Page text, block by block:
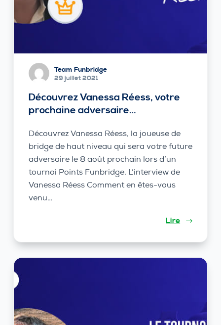
Team Funbridge
29 juillet 2021
Découvrez Vanessa Réess, votre
prochaine adversaire…
Découvrez Vanessa Réess, la joueuse de
bridge de haut niveau qui sera votre future
adversaire le 8 août prochain lors d’un
tournoi Points Funbridge. L’interview de
Vanessa Réess Comment en êtes-vous
venu…
Lire